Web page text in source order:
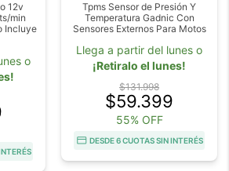
12v
min
Incluye
o
Tpms Sensor de Presión Y
Temperatura Gadnic Con
Sensores Externos Para Motos
Llega a partir del lunes o
¡Retiralo el lunes!
$131.998
$59.399
55% OFF
DESDE 6 CUOTAS SIN INTERÉS